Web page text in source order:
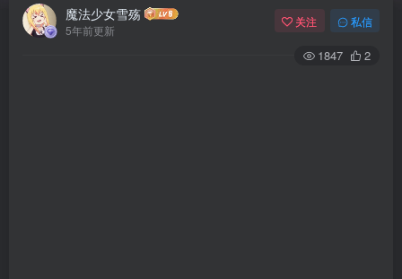
魔法少女雪殇
5年前更新
关注 私信
1847 2